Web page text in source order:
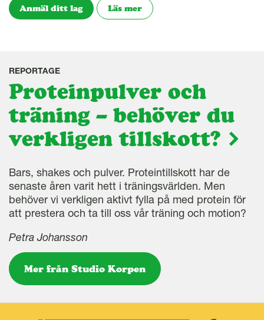
Anmäl ditt lag Läs mer
REPORTAGE
Proteinpulver och
träning – behöver du
verkligen tillskott?
Bars, shakes och pulver. Proteintillskott har de
senaste åren varit hett i träningsvärlden. Men
behöver vi verkligen aktivt fylla på med protein för
att prestera och ta till oss vår träning och motion?
Petra Johansson
Mer från Studio Korpen